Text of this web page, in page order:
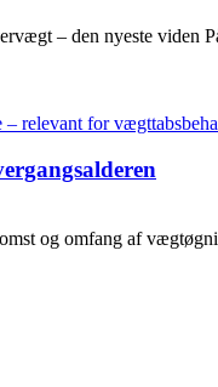
– den nyeste viden
og omfang af